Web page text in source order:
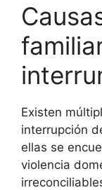
Existen
interrupción
ellas se
violencia